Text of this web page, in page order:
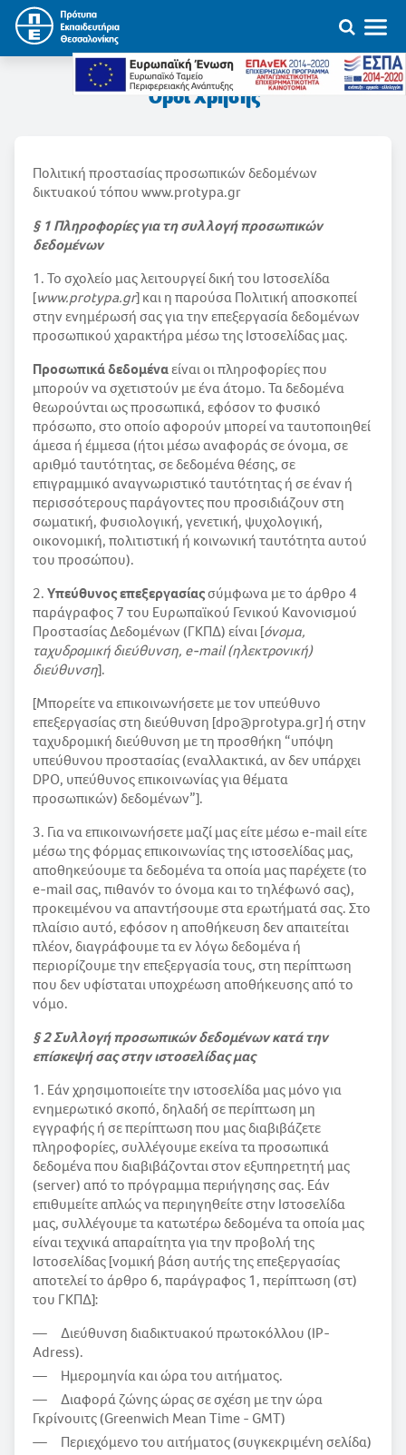
Όροι Χρήσης
Πολιτική προστασίας προσωπικών δεδομένων
δικτυακού τόπου www.protypa.gr
§ 1 Πληροφορίες για τη συλλογή προσωπικών
δεδομένων
1. Το σχολείο μας λειτουργεί δική του Ιστοσελίδα
[www.protypa.gr] και η παρούσα Πολιτική αποσκοπεί
στην ενημέρωσή σας για την επεξεργασία δεδομένων
προσωπικού χαρακτήρα μέσω της Ιστοσελίδας μας.
Προσωπικά δεδομέναείναι οι πληροφορίες που
μπορούν να σχετιστούν με ένα άτομο. Τα δεδομένα
θεωρούνται ως προσωπικά, εφόσον το φυσικό
πρόσωπο, στο οποίο αφορούν μπορεί να ταυτοποιηθεί
άμεσα ή έμμεσα (ήτοι μέσω αναφοράς σε όνομα, σε
αριθμό ταυτότητας, σε δεδομένα θέσης, σε
επιγραμμικό αναγνωριστικό ταυτότητας ή σε έναν ή
περισσότερους παράγοντες που προσιδιάζουν στη
σωματική, φυσιολογική, γενετική, ψυχολογική,
οικονομική, πολιτιστική ή κοινωνική ταυτότητα αυτού
του προσώπου).
2.Υπεύθυνος επεξεργασίαςσύμφωνα με το άρθρο 4
παράγραφος 7 του Ευρωπαϊκού Γενικού Κανονισμού
Προστασίας Δεδομένων (ΓΚΠΔ) είναι [όνομα,
ταχυδρομική διεύθυνση, e-mail (ηλεκτρονική)
διεύθυνση].
[Μπορείτε να επικοινωνήσετε με τον υπεύθυνο
επεξεργασίας στη διεύθυνση [dpo@protypa.gr] ή στην
ταχυδρομική διεύθυνση με τη προσθήκη “υπόψη
υπεύθυνου προστασίας (εναλλακτικά, αν δεν υπάρχει
DPO, υπεύθυνος επικοινωνίας για θέματα
προσωπικών) δεδομένων”].
3. Για να επικοινωνήσετε μαζί μας είτε μέσω e-mail είτε
μέσω της φόρμας επικοινωνίας της ιστοσελίδας μας,
αποθηκεύουμε τα δεδομένα τα οποία μας παρέχετε (το
e-mail σας, πιθανόν το όνομα και το τηλέφωνό σας),
προκειμένου να απαντήσουμε στα ερωτήματά σας. Στο
πλαίσιο αυτό, εφόσον η αποθήκευση δεν απαιτείται
πλέον, διαγράφουμε τα εν λόγω δεδομένα ή
περιορίζουμε την επεξεργασία τους, στη περίπτωση
που δεν υφίσταται υποχρέωση αποθήκευσης από το
νόμο.
§ 2 Συλλογή προσωπικών δεδομένων κατά την
επίσκεψή σας στην ιστοσελίδας μας
1. Εάν χρησιμοποιείτε την ιστοσελίδα μας μόνο για
ενημερωτικό σκοπό, δηλαδή σε περίπτωση μη
εγγραφής ή σε περίπτωση που μας διαβιβάζετε
πληροφορίες, συλλέγουμε εκείνα τα προσωπικά
δεδομένα που διαβιβάζονται στον εξυπηρετητή μας
(server) από το πρόγραμμα περιήγησης σας. Εάν
επιθυμείτε απλώς να περιηγηθείτε στην Ιστοσελίδα
μας, συλλέγουμε τα κατωτέρω δεδομένα τα οποία μας
είναι τεχνικά απαραίτητα για την προβολή της
Ιστοσελίδας [νομική βάση αυτής της επεξεργασίας
αποτελεί το άρθρο 6, παράγραφος 1, περίπτωση (στ)
του ΓΚΠΔ]:
Διεύθυνση διαδικτυακού πρωτοκόλλου (IP-
Adress).
Ημερομηνία και ώρα του αιτήματος.
Διαφορά ζώνης ώρας σε σχέση με την ώρα
Γκρίνουιτς (Greenwich Mean Time - GMT)
Περιεχόμενο του αιτήματος (συγκεκριμένη σελίδα)